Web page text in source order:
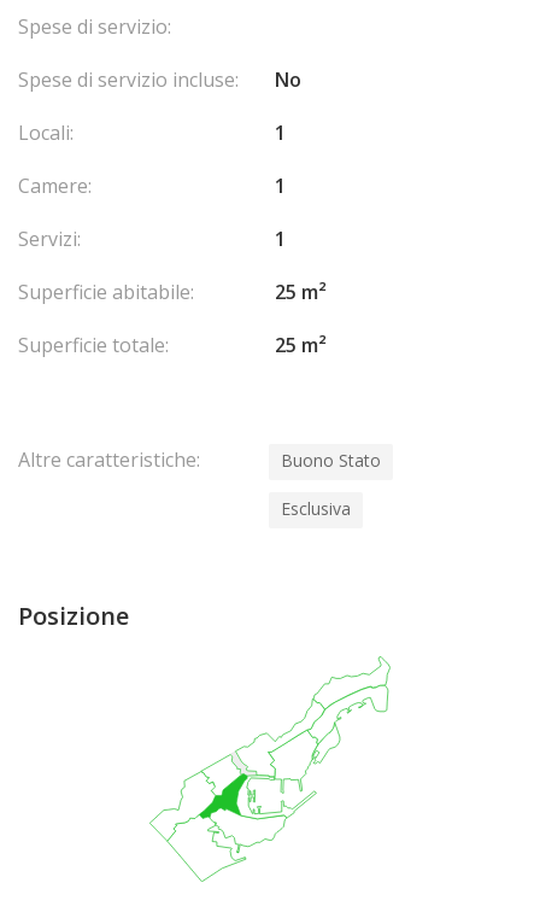
Spese di servizio:
Spese di servizio incluse:
No
Locali:
1
Camere:
1
Servizi:
1
Superficie abitabile:
25 m²
Superficie totale:
25 m²
Altre caratteristiche: Buono Stato
Esclusiva
Posizione